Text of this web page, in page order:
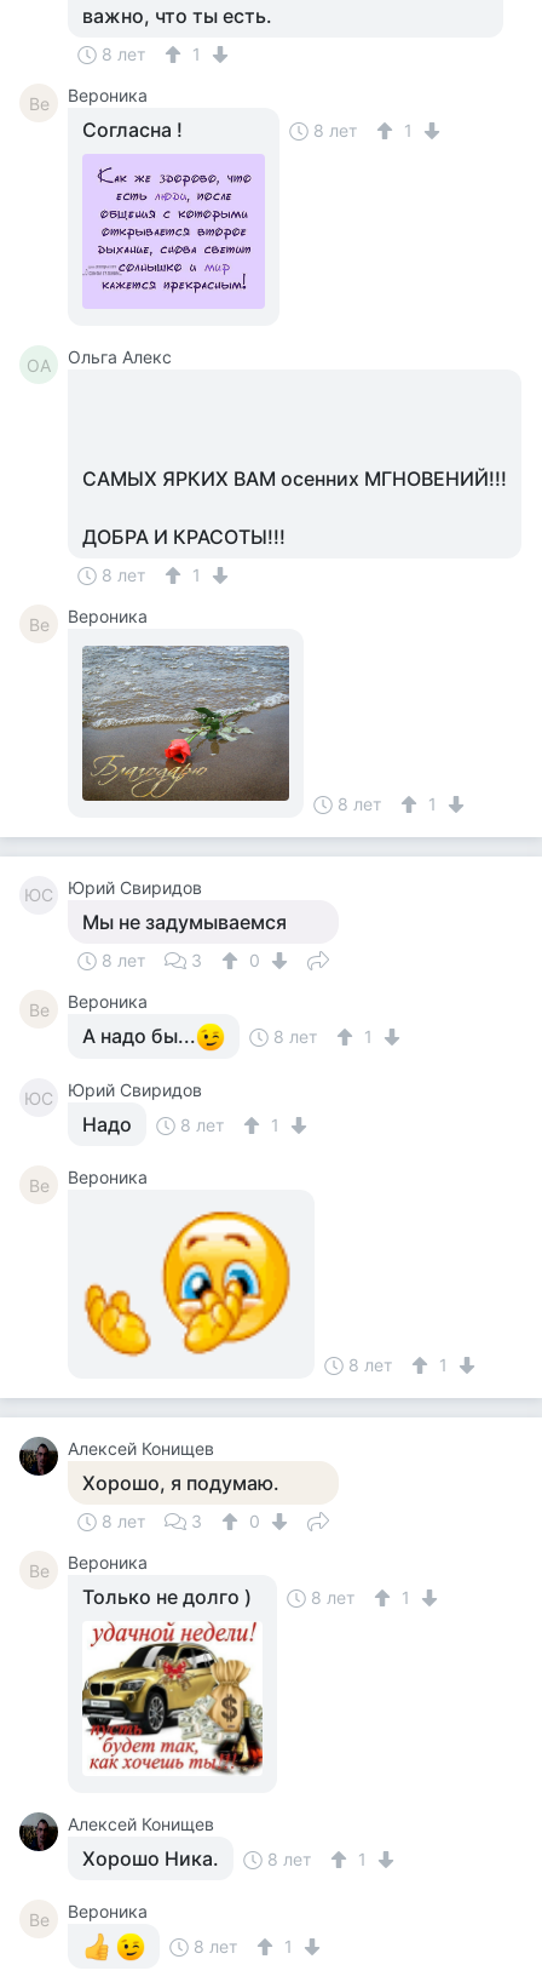
важно, что ты есть.
8 лет 1
Ве Вероника
Согласна ! 8 лет 1
ОА Ольга Алекс
САМЫХ ЯРКИХ ВАМ осенних МГНОВЕНИЙ!!!
ДОБРА И КРАСОТЫ!!!
8 лет 1
Ве Вероника
8 лет 1
ЮС Юрий Свиридов
Мы не задумываемся
8 лет 3 0
Ве Вероника
А надо бы... 8 лет 1
ЮС Юрий Свиридов
Надо 8 лет 1
Ве Вероника
8 лет 1
Алексей Конищев
Хорошо, я подумаю.
8 лет 3 0
Ве Вероника
Только не долго ) 8 лет 1
Алексей Конищев
Хорошо Ника. 8 лет 1
Ве
Вероника
8 лет
1